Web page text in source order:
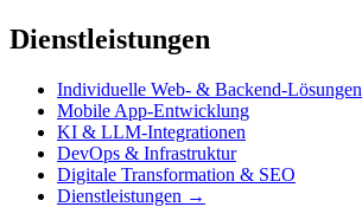
Dienstleistungen
Individuelle Web- & Backend-Lösungen
Mobile App-Entwicklung
KI & LLM-Integrationen
DevOps & Infrastruktur
Digitale Transformation & SEO
Dienstleistungen →